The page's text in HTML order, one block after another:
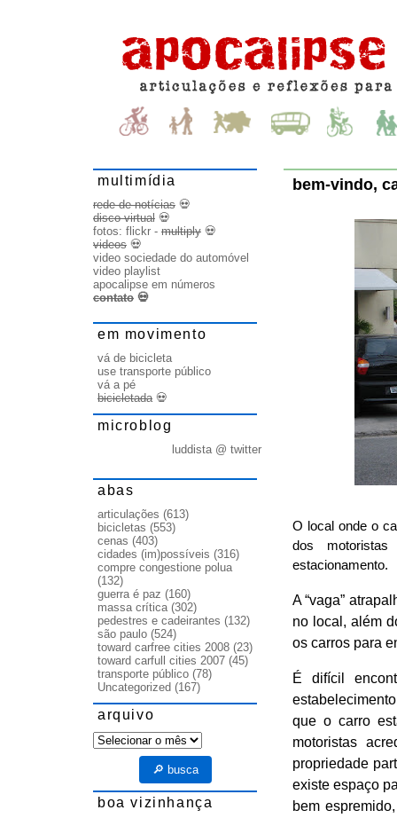
bem-vindo,
O local onde o
dos
estacionamento.
A “vaga”
no local, além
os carros para
É difícil
que o carro
motoristas
propriedade
existe espaço
bem
multimídia
rede de notícias 💀
disco virtual 💀
fotos: flickr - multiply 💀
videos 💀
video sociedade do automóvel
video playlist
apocalipse em números
contato 💀
em movimento
vá de bicicleta
use transporte público
vá a pé
bicicletada💀
microblog
luddista @ twitter
abas
articulações (613)
bicicletas (553)
cenas (403)
cidades (im)possíveis (316)
compre congestione polua
(132)
guerra é paz (160)
massa crítica(302)
pedestres e cadeirantes (132)
são paulo (524)
toward carfree cities 2008 (23)
toward carfull cities 2007 (45)
transporte público (78)
Uncategorized (167)
arquivo
arquivo
🔎 busca
boa vizinhança